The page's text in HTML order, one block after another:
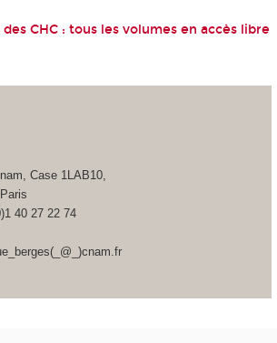
CHC : tous les volumes en accès libre
Case 1LAB10,
40 27 22 74